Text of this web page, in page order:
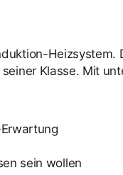
Klasse. Mit
sein wollen